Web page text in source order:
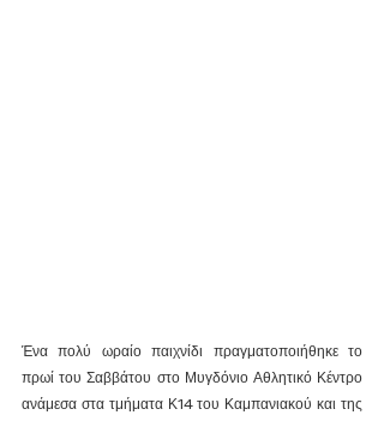
Ένα πολύ ωραίο παιχνίδι πραγματοποιήθηκε το
πρωί του Σαββάτου στο Μυγδόνιο Αθλητικό Κέντρο
ανάμεσα στα τμήματα Κ14 του Καμπανιακού και της